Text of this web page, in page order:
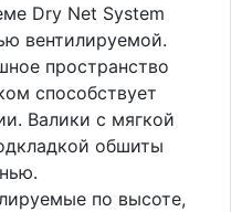
Dry Net System
вентилируемой.
пространство
способствует
Валики с мягкой
обшиты
по высоте,